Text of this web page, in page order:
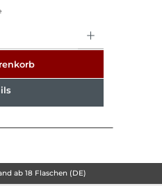
ab 18 Flaschen (DE)